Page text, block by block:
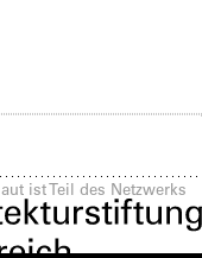
aut ist Teil des Netzwerks